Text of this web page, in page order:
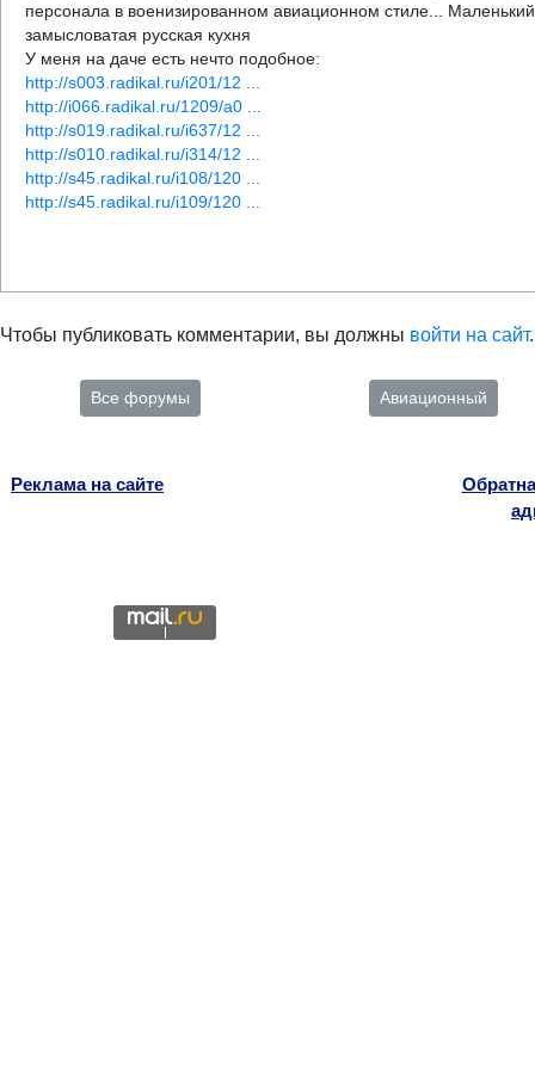
персонала в военизированном авиационном стиле...
замысловатая русская кухня
У меня на даче есть нечто подобное:
http://s003.radikal.ru/i201/12 ...
http://i066.radikal.ru/1209/a0 ...
http://s019.radikal.ru/i637/12 ...
http://s010.radikal.ru/i314/12 ...
http://s45.radikal.ru/i108/120 ...
http://s45.radikal.ru/i109/120 ...
Чтобы публиковать комментарии, вы должны войти на сайт.
Все форумы Авиационный
Реклама на сайте